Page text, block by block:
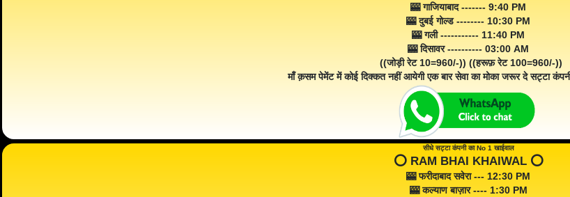
🎰 गाजियाबाद ------- 9:40 PM
🎰 दुबई गोल्ड -------- 10:30 PM
🎰 गली ----------- 11:40 PM
🎰 दिसावर ---------- 03:00 AM
((जोड़ी रेट 10=960/-)) ((हरूफ़ रेट 100=960/-))
माँ क़सम पेमेंट में कोई दिक्कत नहीं आयेगी एक बार सेवा का मोका जरूर दे सट्टा
सीधे सट्टा कंपनी का No 1 खाईवाल
⭕️ RAM BHAI KHAIWAL ⭕️
🎰 फरीदाबाद सवेरा --- 12:30 PM
🎰 कल्याण बाज़ार ---- 1:30 PM